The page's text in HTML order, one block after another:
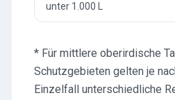
unter 1.000 L
* Für mittlere oberirdische
Schutzgebieten gelten je
Einzelfall unterschiedliche